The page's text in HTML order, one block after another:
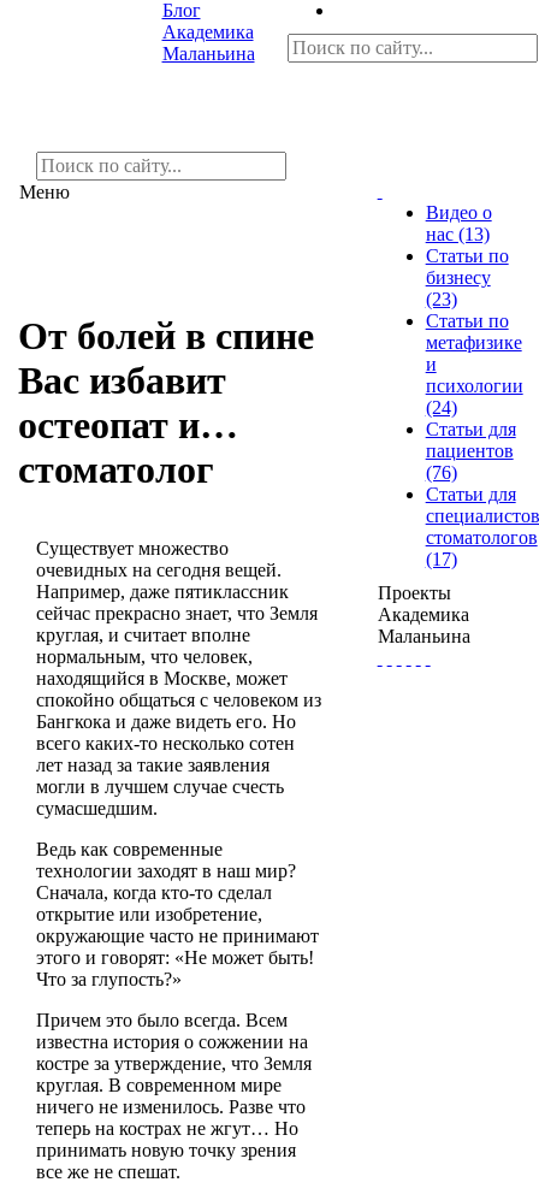
Блог
Академика
Маланьина
Видео о
нас (13)
Статьи по
бизнесу
(23)
Статьи по
метафизике
и
психологии
(24)
Статьи для
пациентов
(76)
Статьи для
специалистов
стоматологов
(17)
Проекты
Академика
Маланьина
Меню
От болей в спине
Вас избавит
остеопат и…
стоматолог
Существует множество
очевидных на сегодня вещей.
Например, даже пятиклассник
сейчас прекрасно знает, что Земля
круглая, и считает вполне
нормальным, что человек,
находящийся в Москве, может
спокойно общаться с человеком из
Бангкока и даже видеть его. Но
всего каких-то несколько сотен
лет назад за такие заявления
могли в лучшем случае счесть
сумасшедшим.
Ведь как современные
технологии заходят в наш мир?
Сначала, когда кто-то сделал
открытие или изобретение,
окружающие часто не принимают
этого и говорят: «Не может быть!
Что за глупость?»
Причем это было всегда. Всем
известна история о сожжении на
костре за утверждение, что Земля
круглая. В современном мире
ничего не изменилось. Разве что
теперь на кострах не жгут… Но
принимать новую точку зрения
все же не спешат.